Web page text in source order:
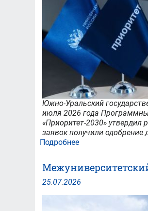
Южно-Уральский
июля 2026 года
«Приоритет-2030»
заявок получили
Подробнее
в
действии:
25.07.2026